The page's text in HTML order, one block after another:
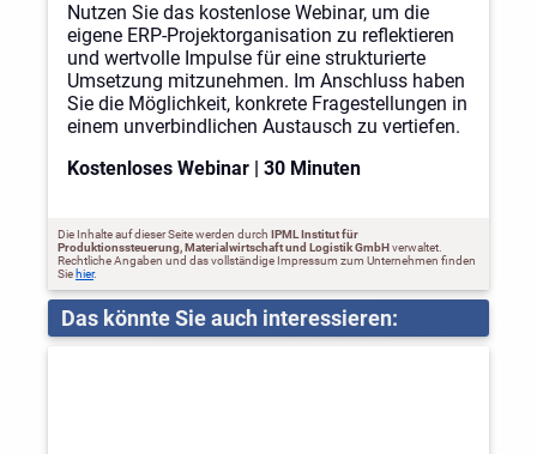
Nutzen Sie das kostenlose Webinar, um die
eigene ERP-Projektorganisation zu reflektieren
und wertvolle Impulse für eine strukturierte
Umsetzung mitzunehmen. Im Anschluss haben
Sie die Möglichkeit, konkrete Fragestellungen in
einem unverbindlichen Austausch zu vertiefen.
Kostenloses Webinar | 30 Minuten
Die Inhalte auf dieser Seite werden durch IPML Institut für
Produktionssteuerung, Materialwirtschaft und Logistik GmbHverwaltet.
Rechtliche Angaben und das vollständige Impressum zum Unternehmen finden
Sie hier.
Das könnte Sie auch interessieren: